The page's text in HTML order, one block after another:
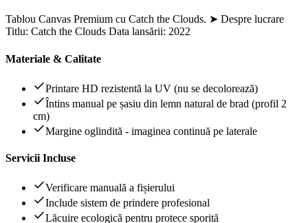
Tablou Canvas Premium cu Catch the Clouds. ➤ Despre lucrare
Titlu: Catch the Clouds Data lansării: 2022
Materiale & Calitate
Printare HD rezistentă la UV (nu se decolorează)
Întins manual pe șasiu din lemn natural de brad (profil 2
cm)
Margine oglindită - imaginea continuă pe laterale
Servicii Incluse
Verificare manuală a fișierului
Include sistem de prindere profesional
Lăcuire ecologică pentru protece sporită